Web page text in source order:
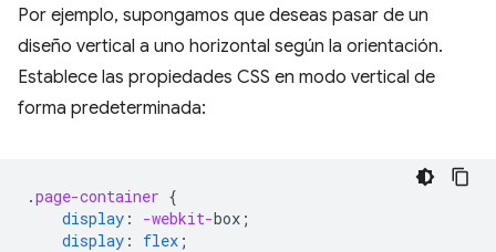
Por ejemplo, supongamos que deseas pasar de un
diseño vertical a uno horizontal según la orientación.
Establece las propiedades CSS en modo vertical de
forma predeterminada:
.page-container {
display : -webkit-box ;
display : flex ;